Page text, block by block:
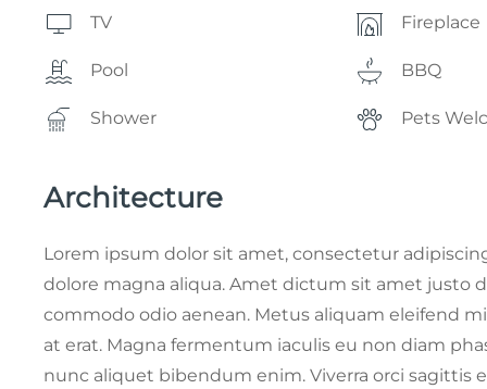
TV Fireplace
Pool BBQ
Shower Pets
Architecture
Lorem ipsum dolor sit amet, consectetur
dolore magna aliqua. Amet dictum sit amet justo
commodo odio aenean. Metus aliquam eleifend
at erat. Magna fermentum iaculis eu non diam
nunc aliquet bibendum enim. Viverra orci sagittis